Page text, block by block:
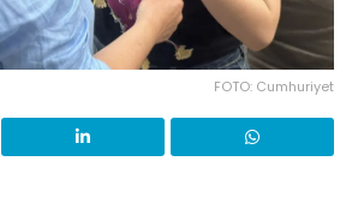
FOTO: Cumhuriyet